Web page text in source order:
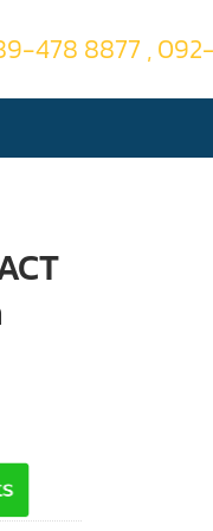
478 8877 ,